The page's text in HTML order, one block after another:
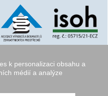
k personalizaci obsahu a
médií a analýze